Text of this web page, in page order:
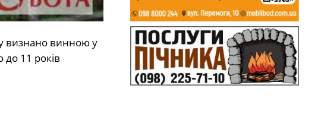
визнано винною у
до 11 років